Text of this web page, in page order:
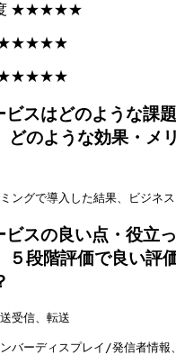
★★★★★
★★★★
★★★★
ビスはどのような課
のような効果・メ
ングで導入した結果、ビジネ
ビスの良い点・役立
段階評価で良い評
受信、転送
バーディスプレイ/発信者情